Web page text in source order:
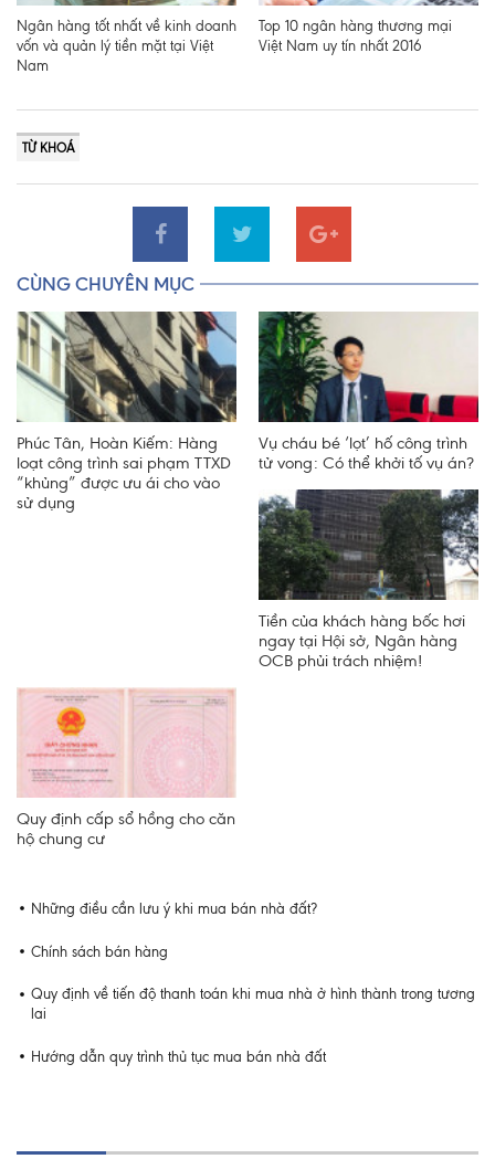
Ngân hàng tốt nhất về kinh doanh
vốn và quản lý tiền mặt tại Việt
Nam
Top 10 ngân hàng thương mại
Việt Nam uy tín nhất 2016
TỪ KHOÁ
CÙNG CHUYÊN MỤC
Phúc Tân, Hoàn Kiếm: Hàng
loạt công trình sai phạm TTXD
“khủng” được ưu ái cho vào
sử dụng
Vụ cháu bé ‘lọt’ hố công trình
tử vong: Có thể khởi tố vụ án?
Tiền của khách hàng bốc hơi
ngay tại Hội sở, Ngân hàng
OCB phủi trách nhiệm!
Quy định cấp sổ hồng cho căn
hộ chung cư
Những điều cần lưu ý khi mua bán nhà đất?
Chính sách bán hàng
Quy định về tiến độ thanh toán khi mua nhà ở hình thành trong tương
lai
Hướng dẫn quy trình thủ tục mua bán nhà đất